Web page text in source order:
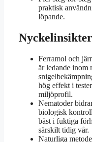
praktisk
löpande.
Nyckelinsikter
Ferramol och
är ledande inom
hög effekt i
miljöprofil.
Nematoder
biologisk
bäst i fuktiga
särskilt tidig vår.
Naturliga